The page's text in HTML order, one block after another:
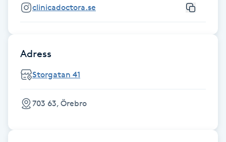
Klippning ungdom
Koppningsmassage
clinicadoctora.se
Adress
Storgatan 41
703 63, Örebro